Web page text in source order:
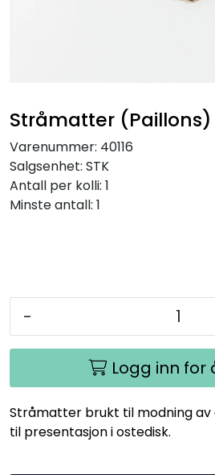
Stråmatter (Paillons)
Varenummer: 40116
Salgsenhet: STK
Antall per kolli: 1
Minste antall: 1
-
Logg inn for
Stråmatter brukt til modning av
til presentasjon i ostedisk.